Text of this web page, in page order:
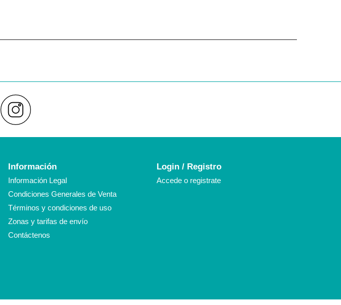
Facebook
Información
Información Legal
Condiciones Generales de Venta
Términos y condiciones de uso
Zonas y tarifas de envío
Contáctenos
Login / Registro
Accede o registrate